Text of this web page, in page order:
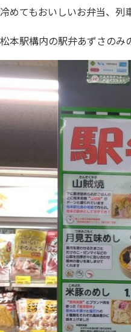
冷めてもおいしいお弁当、列
松本駅構内の駅弁あずさのみ